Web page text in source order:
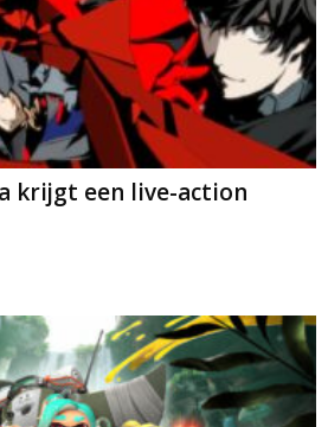
krijgt een live-action